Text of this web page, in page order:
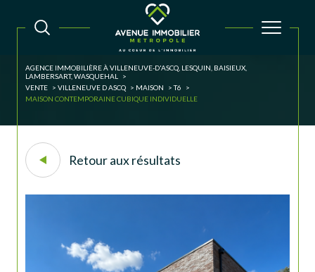
AGENCE IMMOBILIÈRE À VILLENEUVE-D'ASCQ, LESQUIN, BAISIEUX,
LAMBERSART, WASQUEHAL
VENTE
VILLENEUVE D ASCQ MAISON
T6
MAISON CONTEMPORAINE CUBIQUE INDIVIDUELLE
Retour aux résultats